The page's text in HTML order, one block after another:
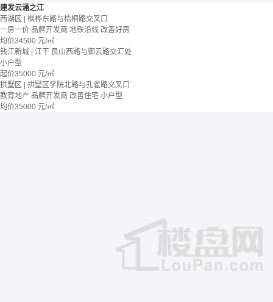
建发云涌之江
西湖区 | 枫桦东路与梧桐路交叉口
一房一价 品牌开发商 地铁沿线 改善好房
均价34500 元/㎡
钱江新城 | 江干 艮山西路与御云路交汇处
小户型
起价35000 元/㎡
拱墅区 | 拱墅区学院北路与孔雀路交叉口
教育地产 品牌开发商 改善住宅 小户型
均价35000 元/㎡